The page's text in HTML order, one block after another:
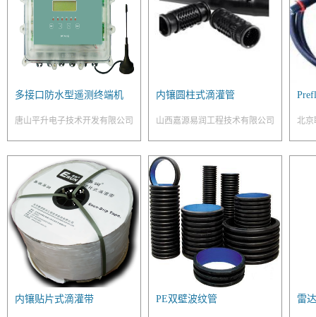
多接口防水型遥测终端机
唐山平升电子技术开发有限公司
内镶圆柱式滴灌管
山西嘉源易润工程技术有限公司 北京
内镶贴片式滴灌带 PE双壁波纹管 雷